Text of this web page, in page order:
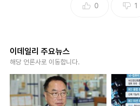
0 1
이데일리 주요뉴스
해당 언론사로 이동합니다.